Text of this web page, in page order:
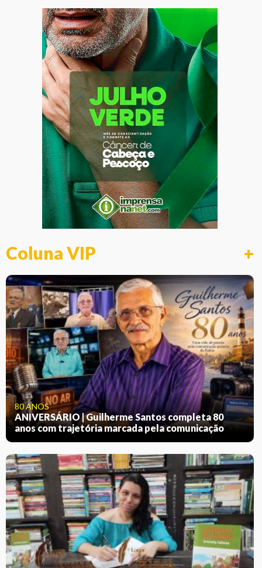
Coluna VIP +
80 ANOS
ANIVERSÁRIO | Guilherme Santos completa 80
anos com trajetória marcada pela comunicação